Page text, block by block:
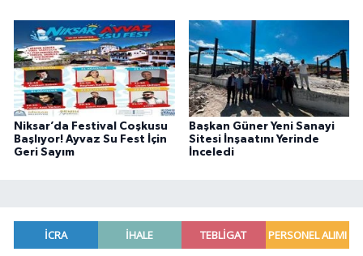
Niksar’da Festival Coşkusu
Başlıyor! Ayvaz Su Fest İçin
Geri Sayım
Başkan Güner Yeni Sanayi
Sitesi İnşaatını Yerinde
İnceledi